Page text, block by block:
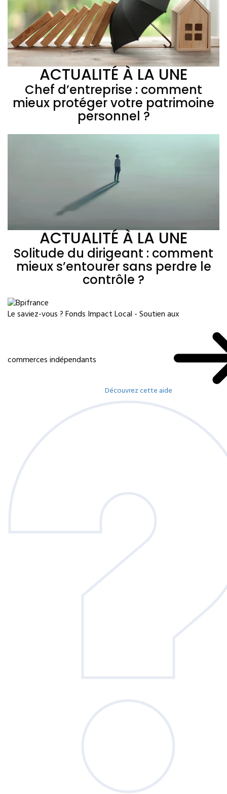
ACTUALITÉ À LA UNE
Chef d’entreprise : comment
mieux protéger votre patrimoine
personnel ?
ACTUALITÉ À LA UNE
Solitude du dirigeant : comment
mieux s’entourer sans perdre le
contrôle ?
Le saviez-vous ?Fonds Impact Local - Soutien aux
commerces indépendants
Découvrez cette aide